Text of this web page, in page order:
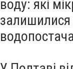
воду: які
залишилися